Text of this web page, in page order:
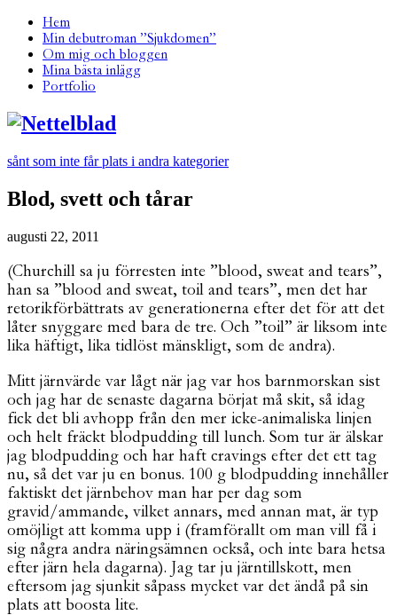
Hem
Min debutroman ”Sjukdomen”
Om mig och bloggen
Mina bästa inlägg
Portfolio
sånt som inte får plats i andra kategorier
Blod, svett och tårar
augusti 22, 2011
(Churchill sa ju förresten inte ”blood, sweat and tears”,
han sa ”blood and sweat, toil and tears”, men det har
retorikförbättrats av generationerna efter det för att det
låter snyggare med bara de tre. Och ”toil” är liksom inte
lika häftigt, lika tidlöst mänskligt, som de andra).
Mitt järnvärde var lågt när jag var hos barnmorskan sist
och jag har de senaste dagarna börjat må skit, så idag
fick det bli avhopp från den mer icke-animaliska linjen
och helt fräckt blodpudding till lunch. Som tur är älskar
jag blodpudding och har haft cravings efter det ett tag
nu, så det var ju en bonus. 100 g blodpudding innehåller
faktiskt det järnbehov man har per dag som
gravid/ammande, vilket annars, med annan mat, är typ
omöjligt att komma upp i (framförallt om man vill få i
sig några andra näringsämnen också, och inte bara hetsa
efter järn hela dagarna). Jag tar ju järntillskott, men
eftersom jag sjunkit såpass mycket var det ändå på sin
plats att boosta lite.